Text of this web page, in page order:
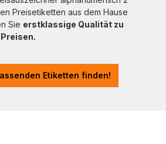
Preisetiketten aus dem Hause
Sie erstklassige Qualität zu
Etiketten finden!